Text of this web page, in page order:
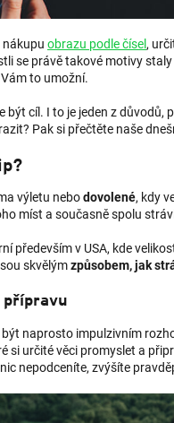
nákupu obrazu podle čísel ,
se právě takové motivy staly
to umožní.
být cíl. I to je jeden z
Pak si přečtěte naše
výletu nebodovolené, kdy
míst a současně spolu
především v USA, kde
skvělýmzpůsobem, jak
přípravu
naprosto impulzivním
si určité věci promyslet a
nepodceníte, zvýšíte